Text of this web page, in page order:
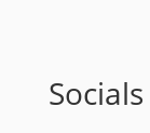
Socials